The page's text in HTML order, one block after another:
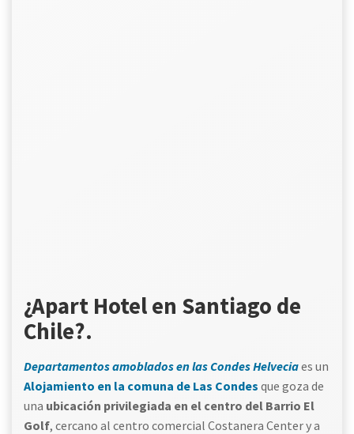
¿Apart Hotel en Santiago de
Chile?.
Departamentos amoblados en las Condes Helveciaes un
Alojamiento en la comuna de Las Condes que goza de
una ubicación privilegiada en el centro del Barrio El
Golf, cercano al centro comercial Costanera Center y a